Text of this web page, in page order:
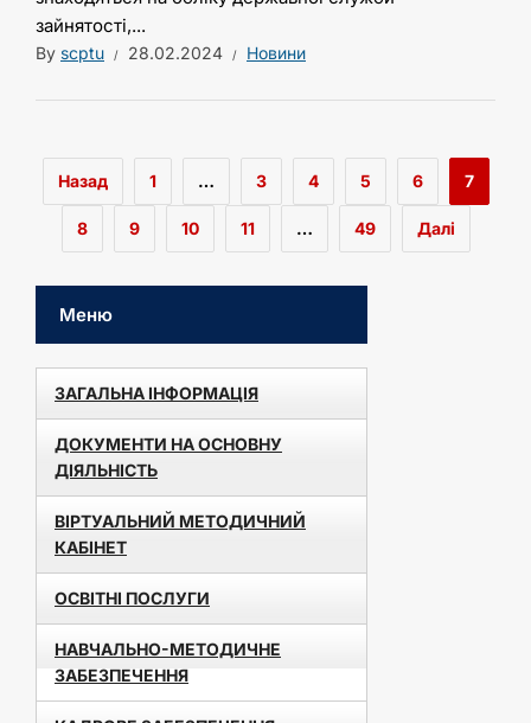
зайнятості,...
By scptu 28.02.2024 Новини
Назад 1 … 3 4 5 6 7
8 9 10 11 … 49 Далі
Меню
ЗАГАЛЬНА ІНФОРМАЦІЯ
ДОКУМЕНТИ НА ОСНОВНУ
ДІЯЛЬНІСТЬ
ВІРТУАЛЬНИЙ МЕТОДИЧНИЙ
КАБІНЕТ
ОСВІТНІ ПОСЛУГИ
НАВЧАЛЬНО-МЕТОДИЧНЕ
ЗАБЕЗПЕЧЕННЯ